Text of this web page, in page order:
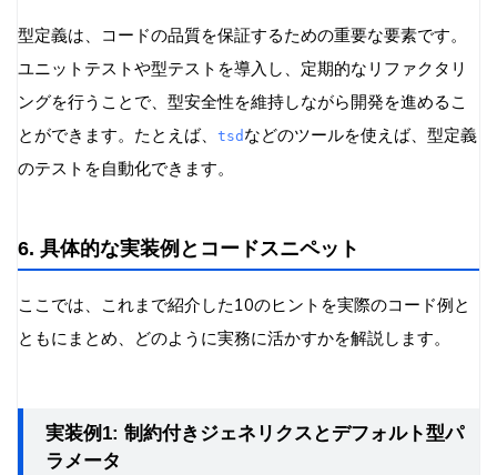
型定義は、コードの品質を保証するための重要な要素です。
ユニットテストや型テストを導入し、定期的なリファクタリ
ングを行うことで、型安全性を維持しながら開発を進めるこ
とができます。たとえば、
tsd などのツールを使えば、型定義
のテストを自動化できます。
6. 具体的な実装例とコードスニペット
ここでは、これまで紹介した10のヒントを実際のコード例と
ともにまとめ、どのように実務に活かすかを解説します。
実装例1: 制約付きジェネリクスとデフォルト型パ
ラメータ